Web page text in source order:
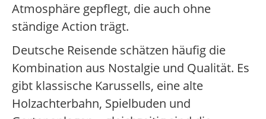
Atmosphäre gepflegt, die auch ohne
ständige Action trägt.
Deutsche Reisende schätzen häufig die
Kombination aus Nostalgie und Qualität. Es
gibt klassische Karussells, eine alte
Holzachterbahn, Spielbuden und